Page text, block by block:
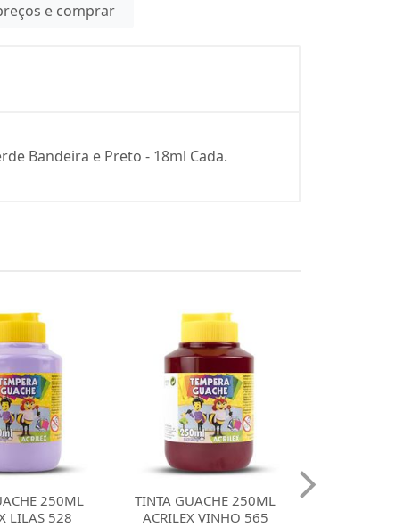
e comprar
Bandeira e Preto - 18ml Cada.
250ML
VINHO 565
TINTA GUACHE 06 CORES
SORTIDAS 15ML NEON